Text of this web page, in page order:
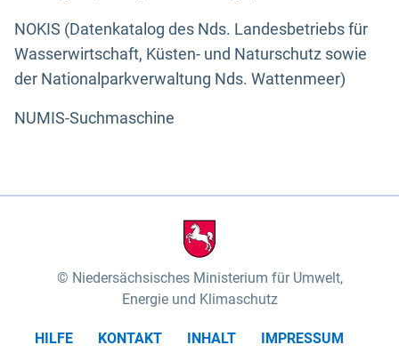
NOKIS (Datenkatalog des Nds. Landesbetriebs für
Wasserwirtschaft, Küsten- und Naturschutz sowie
der Nationalparkverwaltung Nds. Wattenmeer)
NUMIS-Suchmaschine
Niedersächsisches Ministerium für Umwelt,
Energie und Klimaschutz
HILFE KONTAKT INHALT
IMPRESSUM